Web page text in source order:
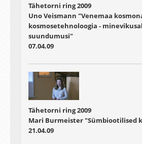
Tähetorni ring 2009
Uno Veismann "Venemaa
kosmosetehnoloogia -
suundumusi"
07.04.09
Tähetorni ring 2009
Mari Burmeister "Sümbiootilised
21.04.09